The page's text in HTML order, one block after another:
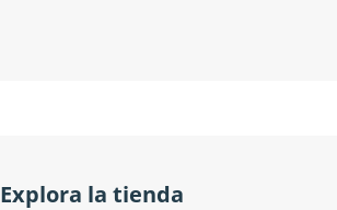
Explora la tienda